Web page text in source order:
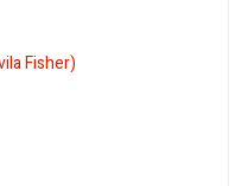
Fisher)